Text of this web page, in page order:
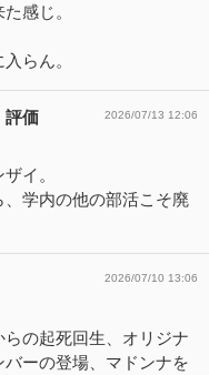
感じ。
らん。
評価 2026/07/13 12:06
イ。
学内の他の部活こそ廃
2026/07/10 13:06
の起死回生、オリジナ
ーの登場、マドンナを